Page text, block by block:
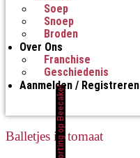
Soep
Snoep
Broden
Over Ons
Franchise
Geschiedenis
Aanmelden / Registreren
Korting op Beecake!
Balletjes in tomaat